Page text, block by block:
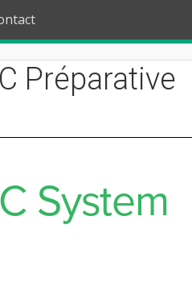
Préparative